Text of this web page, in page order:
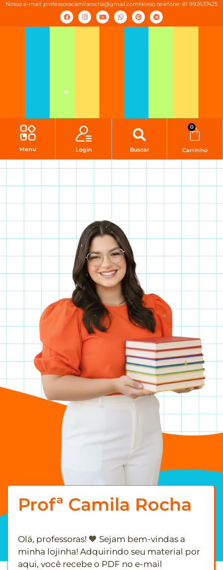
Nosso e-mail: professoracamilarocha@gmail.comNosso telefone: 81 992637425
Menu Login Buscar
0
Carrinho
Profª Camila Rocha
Olá, professoras! 🧡 Sejam bem-vindas a
minha lojinha! Adquirindo seu material por
aqui, você recebe o PDF no e-mail